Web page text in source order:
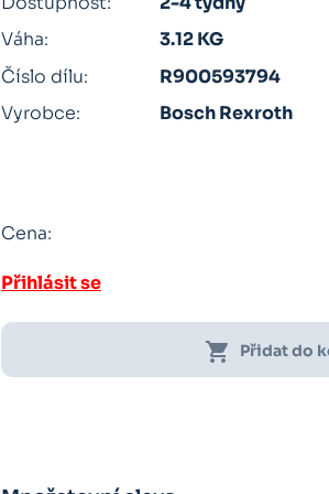
Váha:
3.12 KG
Číslo dílu:
R900593794
Vyrobce:
Bosch Rexroth
Cena:
Přihlásit se
shopping_cart Přidat do